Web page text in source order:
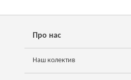
Про нас
Наш колектив